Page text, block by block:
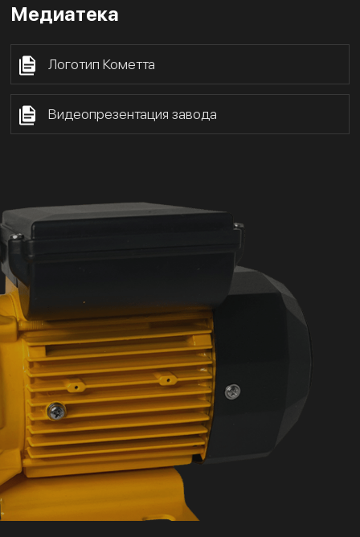
Медиатека
Логотип Кометта
Видеопрезентация завода